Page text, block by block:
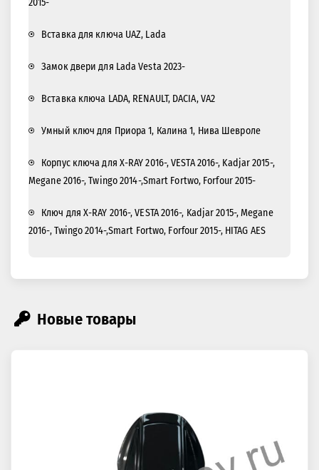
2015-
Вставка для ключа UAZ, Lada
Замок двери для Lada Vesta 2023-
Вставка ключа LADA, RENAULT, DACIA, VA2
Умный ключ для Приора 1, Калина 1, Нива Шевроле
Корпус ключа для X-RAY 2016-, VESTA 2016-, Kadjar 2015-,
Megane 2016-, Twingo 2014-,Smart Fortwo, Forfour 2015-
Ключ для X-RAY 2016-, VESTA 2016-, Kadjar 2015-, Megane
2016-, Twingo 2014-,Smart Fortwo, Forfour 2015-, HITAG AES
Новые товары